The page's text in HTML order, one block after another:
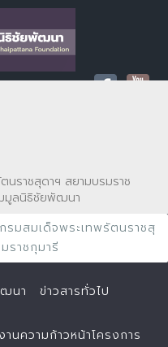
นราชสุดาฯ สยามบรมราช
มูลนิธิชัยพัฒนา
รมสมเด็จพระเทพรัตนราชสุ
ราชกุมารี
นา ข่าวสารทั่วไป
านความก้าวหน้าโครงการ